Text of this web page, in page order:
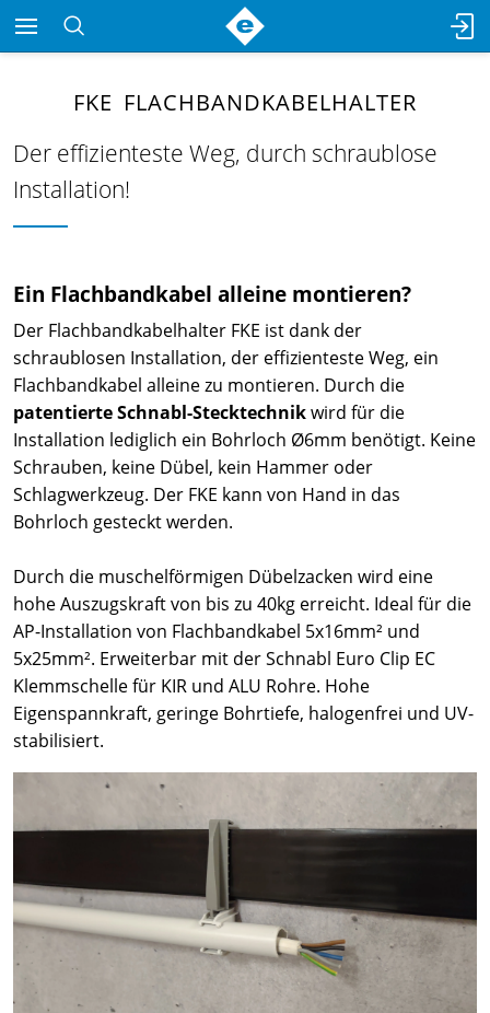
FKE FLACHBANDKABELHALTER
Der effizienteste Weg, durch schraublose
Installation!
Ein Flachbandkabel alleine montieren?
Der Flachbandkabelhalter FKE ist dank der
schraublosen Installation, der effizienteste Weg, ein
Flachbandkabel alleine zu montieren. Durch die
patentierte Schnabl-Stecktechnikwird für die
Installation lediglich ein Bohrloch Ø6mm benötigt. Keine
Schrauben, keine Dübel, kein Hammer oder
Schlagwerkzeug. Der FKE kann von Hand in das
Bohrloch gesteckt werden.
Durch die muschelförmigen Dübelzacken wird eine
hohe Auszugskraft von bis zu 40kg erreicht. Ideal für die
AP-Installation von Flachbandkabel 5x16mm² und
5x25mm². Erweiterbar mit der Schnabl Euro Clip EC
Klemmschelle für KIR und ALU Rohre. Hohe
Eigenspannkraft, geringe Bohrtiefe, halogenfrei und UV-
stabilisiert.